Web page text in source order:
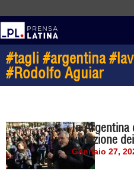
#tagli #argentina
#Rodolfo Aguiar
In Argentina
violazione
Gennaio 27,